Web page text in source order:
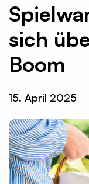
sich
Boom
15. April 2025